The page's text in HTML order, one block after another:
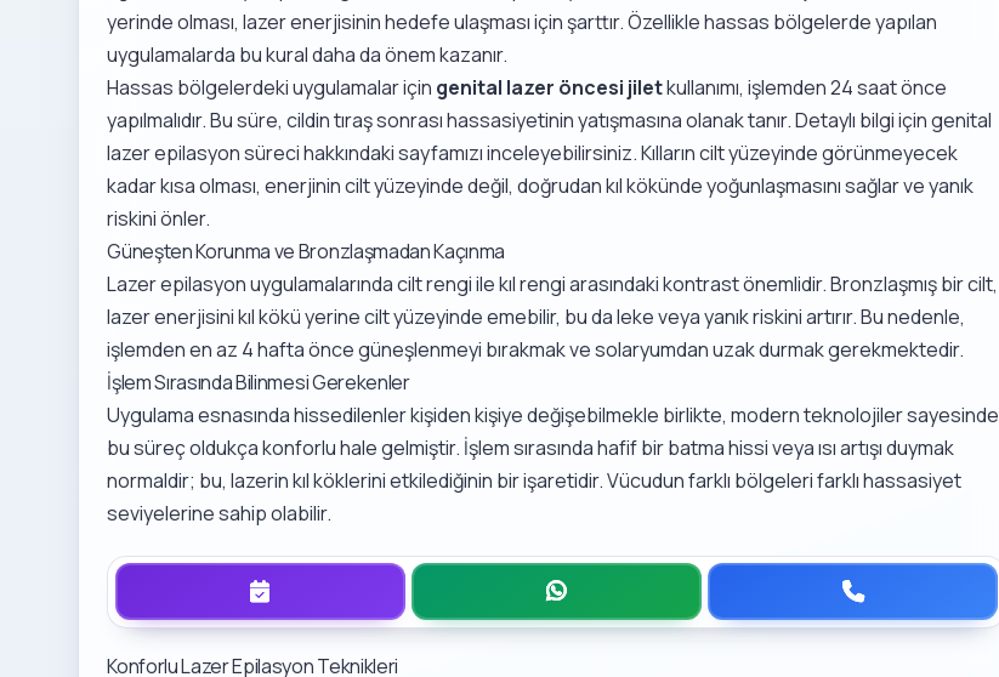
yerinde olması, lazer enerjisinin hedefe ulaşması için şarttır. Özellikle hassas bölgelerde yapılan
uygulamalarda bu kural daha da önem kazanır.
Hassas bölgelerdeki uygulamalar için genital lazer öncesi jiletkullanımı, işlemden 24 saat önce
yapılmalıdır. Bu süre, cildin tıraş sonrası hassasiyetinin yatışmasına olanak tanır. Detaylı bilgi içingenital
lazer epilasyon sürecihakkındaki sayfamızı inceleyebilirsiniz. Kılların cilt yüzeyinde görünmeyecek
kadar kısa olması, enerjinin cilt yüzeyinde değil, doğrudan kıl kökünde yoğunlaşmasını sağlar ve yanık
riskini önler.
Güneşten Korunma ve Bronzlaşmadan Kaçınma
Lazer epilasyon uygulamalarında cilt rengi ile kıl rengi arasındaki kontrast önemlidir. Bronzlaşmış bir cilt,
lazer enerjisini kıl kökü yerine cilt yüzeyinde emebilir, bu da leke veya yanık riskini artırır. Bu nedenle,
işlemden en az 4 hafta önce güneşlenmeyi bırakmak ve solaryumdan uzak durmak gerekmektedir.
İşlem Sırasında Bilinmesi Gerekenler
Uygulama esnasında hissedilenler kişiden kişiye değişebilmekle birlikte, modern teknolojiler sayesinde
bu süreç oldukça konforlu hale gelmiştir. İşlem sırasında hafif bir batma hissi veya ısı artışı duymak
normaldir; bu, lazerin kıl köklerini etkilediğinin bir işaretidir. Vücudun farklı bölgeleri farklı hassasiyet
seviyelerine sahip olabilir.
Konforlu Lazer Epilasyon Teknikleri